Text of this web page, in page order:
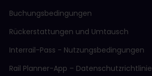
Buchungsbedingungen
Rückerstattungen und Umtausch
Interrail-Pass - Nutzungsbedingungen
Rail Planner-App – Datenschutzrichtlinie